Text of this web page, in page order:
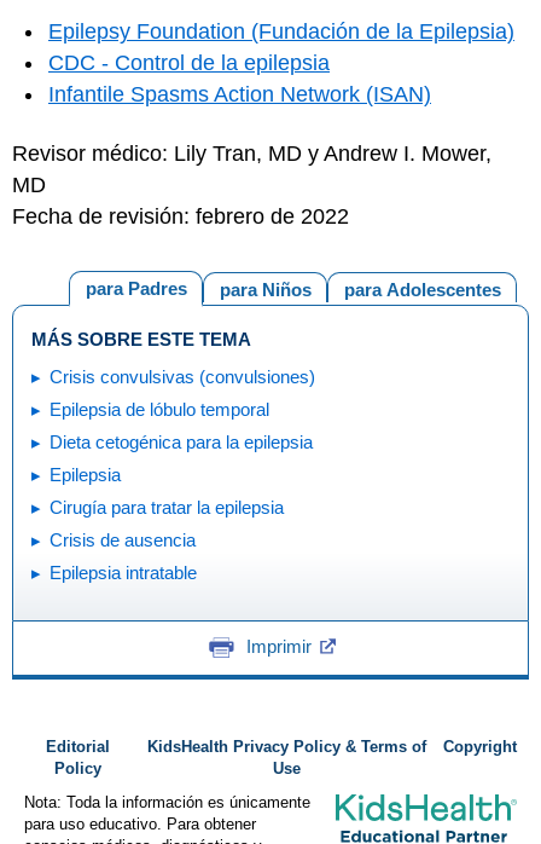
Epilepsy Foundation (Fundación de la Epilepsia)
CDC - Control de la epilepsia
Infantile Spasms Action Network (ISAN)
Revisor médico: Lily Tran, MD y Andrew I. Mower,
MD
Fecha de revisión: febrero de 2022
para Adolescentes
para Niños
para Padres
MÁS SOBRE ESTE TEMA
Crisis convulsivas (convulsiones)
Epilepsia de lóbulo temporal
Dieta cetogénica para la epilepsia
Epilepsia
Cirugía para tratar la epilepsia
Crisis de ausencia
Epilepsia intratable
Imprimir
Editorial
Policy
KidsHealth Privacy Policy & Terms of
Use
Copyright
Nota: Toda la información es únicamente
para uso educativo. Para obtener